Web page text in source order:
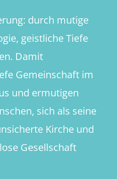
durch mutige
geistliche Tiefe
Damit
Gemeinschaft im
und ermutigen
sich als seine
Kirche und
Gesellschaft